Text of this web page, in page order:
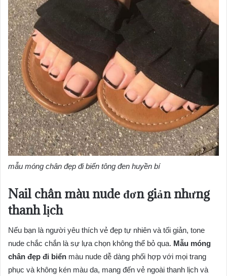
mẫu móng chân đẹp đi biển tông đen huyền bí
Nail chân màu nude đơn giản nhưng
thanh lịch
Nếu bạn là người yêu thích vẻ đẹp tự nhiên và tối giản, tone
nude chắc chắn là sự lựa chọn không thể bỏ qua. Mẫu móng
chân đẹp đi biển màu nude dễ dàng phối hợp với mọi trang
phục và không kén màu da, mang đến vẻ ngoài thanh lịch và